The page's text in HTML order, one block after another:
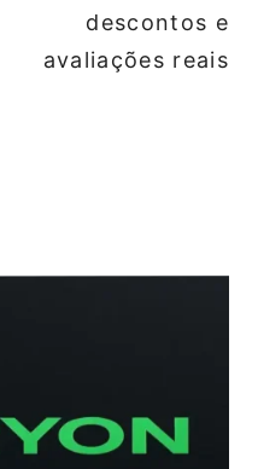
descontos e
avaliações reais